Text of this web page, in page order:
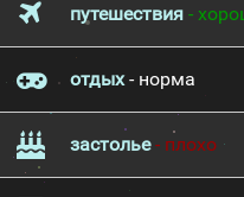
путешествия -
отдых- норма
застолье- плохо